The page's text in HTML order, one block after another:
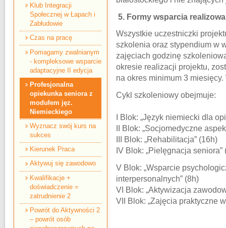
5. Formy wsparcia
Wszystkie uczestniczki
szkolenia oraz stypendium w
zajęciach godzinę
okresie realizacji projektu,
na okres minimum 3
Cykl szkoleniowy obejmuje:
I Blok: „Język niemiecki dla
II Blok: „Socjomedyczne
III Blok: „Rehabilitacja” (16h)
IV Blok: „Pielęgnacja seniora”
V Blok: „Wsparcie
interpersonalnych” (8h)
VI Blok: „Aktywizacja
VII Blok: „Zajęcia praktyczne
Klub Integracji
Społecznej w Łapach i
Zabłudowie
Czas na pracę
Pomagamy zwalnianym
- kompleksowe wsparcie
adaptacyjne II edycja
Profesjonalna
opiekunka seniora z
modułem jęz.
Niemieckiego
Wyznacz swój kurs na
sukces
Kierunek Praca
Aktywuj się zawodowo
Kwalifikacje +
doświadczenie =
zatrudnienie 2
Powrót do Aktywności 2
– powrót osób